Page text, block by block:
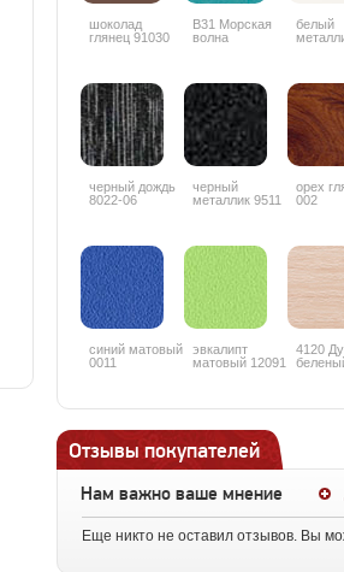
шоколад
глянец 91030
В31 Морская
волна
белый
черный дождь
8022-06
черный
металлик 9511
орех
002
синий матовый
0011
эвкалипт
матовый 12091
4120
Отзывы покупателей
Нам важно ваше мнение
Еще никто не оставил отзывов. Вы